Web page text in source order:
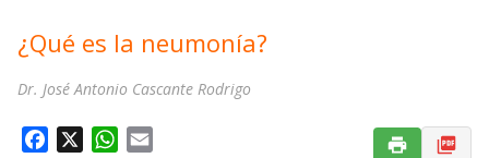
¿Qué es la neumonía?
Dr. José Antonio Cascante Rodrigo
W